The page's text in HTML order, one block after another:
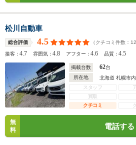
松川自動車
総合評価 4.5 （クチコミ件数： 12
接客：4.7 雰囲気：4.8 アフター：4.6 品質：4.5
掲載台数 62台
所在地
北海道 札幌市内
スタッフ
買取
クチコミ
無
料
電話する